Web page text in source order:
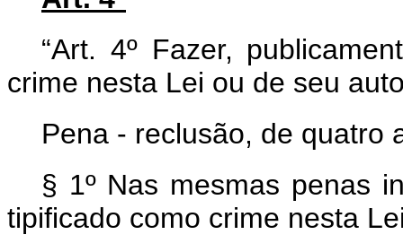
“Art. 4º Fazer,
crime nesta Lei ou de seu
Pena - reclusão, de quatro
§ 1º Nas mesmas penas
tipificado como crime nesta